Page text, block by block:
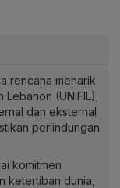
rencana menarik
Lebanon (UNIFIL);
dan eksternal
perlindungan
komitmen
ketertiban dunia,